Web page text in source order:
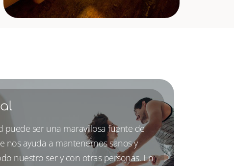
puede ser una maravillosa fuente de
nos ayuda a mantenernos sanos y
nuestro ser y con otras personas. En